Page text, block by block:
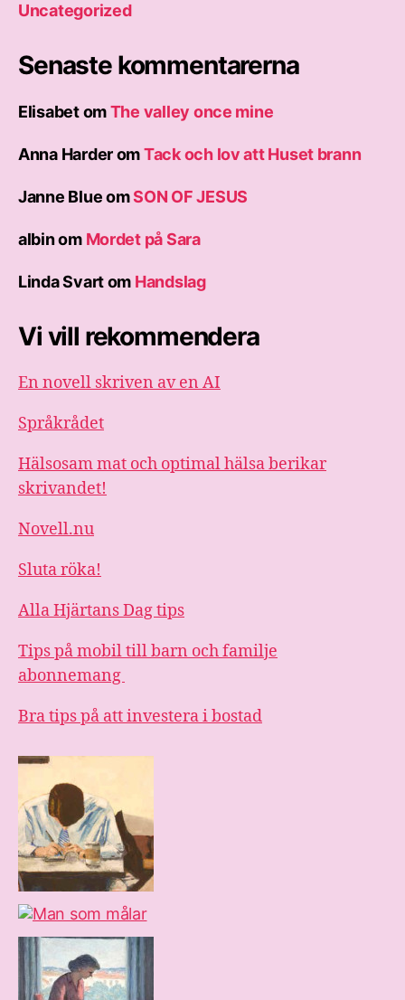
Uncategorized
Senaste kommentarerna
ElisabetomThe valley once mine
Anna HarderomTack och lov att Huset brann
Janne BlueomSON OF JESUS
albinom Mordet på Sara
Linda Svartom Handslag
Vi vill rekommendera
En novell skriven av en AI
Språkrådet
Hälsosam mat och optimal hälsa berikar
skrivandet!
Novell.nu
Sluta röka!
Alla Hjärtans Dag tips
Tips på mobil till barn och familje
abonnemang
Bra tips på att investera i bostad